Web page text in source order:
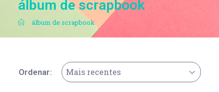
álbum de scrapbook
. álbum de scrapbook
Ordenar: Mais recentes